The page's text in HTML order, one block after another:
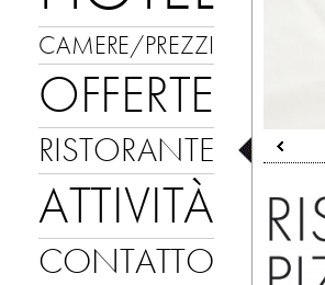
CAMERE/PREZZI
OFFERTE
RISTORANTE
ATTIVITÀ
CONTATTO